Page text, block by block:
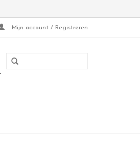
Mijn account / Registreren